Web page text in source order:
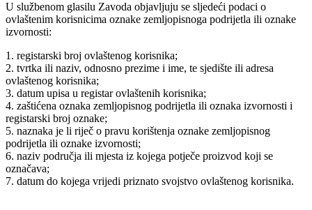
U službenom glasilu Zavoda objavljuju se sljedeći podaci o
ovlaštenim korisnicima oznake zemljopisnoga podrijetla ili oznake
izvornosti:
1. registarski broj ovlaštenog korisnika;
2. tvrtka ili naziv, odnosno prezime i ime, te sjedište ili adresa
ovlaštenog korisnika;
3. datum upisa u registar ovlaštenih korisnika;
4. zaštićena oznaka zemljopisnog podrijetla ili oznaka izvornosti i
registarski broj oznake;
5. naznaka je li riječ o pravu korištenja oznake zemljopisnog
podrijetla ili oznake izvornosti;
6. naziv područja ili mjesta iz kojega potječe proizvod koji se
označava;
7. datum do kojega vrijedi priznato svojstvo ovlaštenog korisnika.